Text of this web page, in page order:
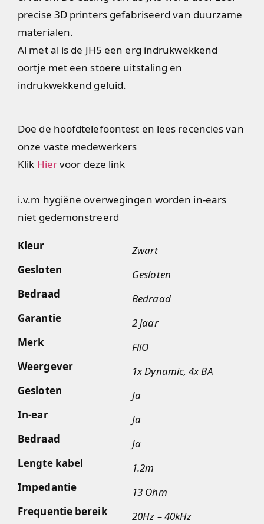
precise 3D printers gefabriseerd van duurzame
materialen.
Al met al is de JH5 een erg indrukwekkend
oortje met een stoere uitstaling en
indrukwekkend geluid.
Doe de hoofdtelefoontest en lees recencies van
onze vaste medewerkers
Klik Hiervoor deze link
i.v.m hygiëne overwegingen worden in-ears
niet gedemonstreerd
Kleur
Zwart
Gesloten
Gesloten
Bedraad
Bedraad
Garantie
2 jaar
Merk
FiiO
Weergever
1x Dynamic, 4x BA
Gesloten
Ja
In-ear
Ja
Bedraad
Ja
Lengte kabel
1.2m
Impedantie
13 Ohm
Frequentie bereik
20Hz – 40kHz